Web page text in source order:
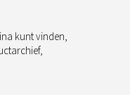
kunt vinden,